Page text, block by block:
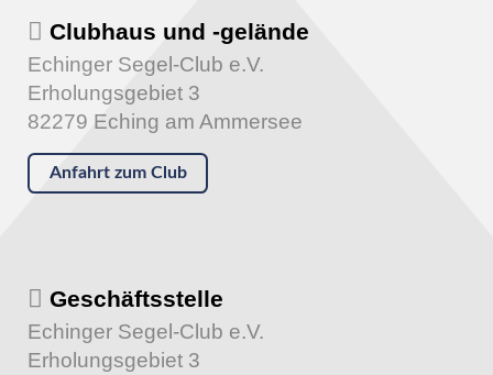
Clubhaus und -gelände
Echinger Segel-Club e.V.
Erholungsgebiet 3
82279 Eching am Ammersee
Anfahrt zum Club
Geschäftsstelle
Echinger Segel-Club e.V.
Erholungsgebiet 3